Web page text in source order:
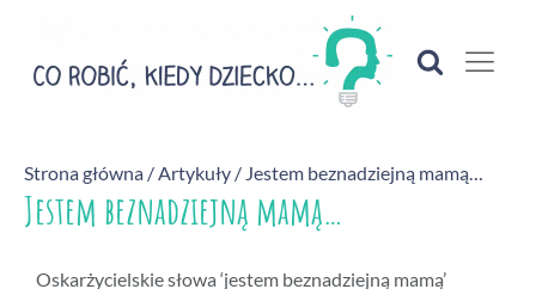
Strona główna /Artykuły / Jestem beznadziejną mamą…
Jestem beznadziejną mamą…
Oskarżycielskie słowa ‘jestem beznadziejną mamą’